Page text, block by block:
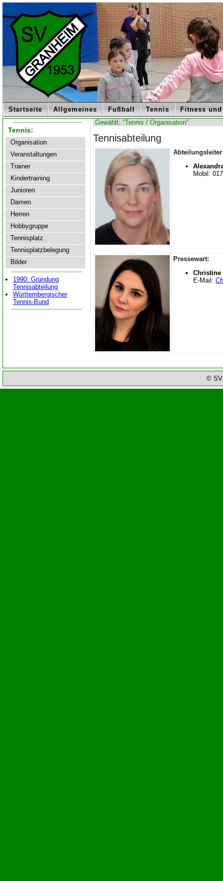
Startseite Allgemeines Fußball Tennis Fitness
Tennis:
Organisation
Veranstaltungen
Trainer
Kindertraining
Junioren
Damen
Herren
Hobbygruppe
Tennisplatz
Tennisplatzbelegung
Bilder
1990: Gründung
Tennisabteilung
Württembergischer
Tennis-Bund
Gewählt: "Tennis / Organisation"
Tennisabteilung
Mobil:
Pressewart:
Christine
E-Mail:
© SV